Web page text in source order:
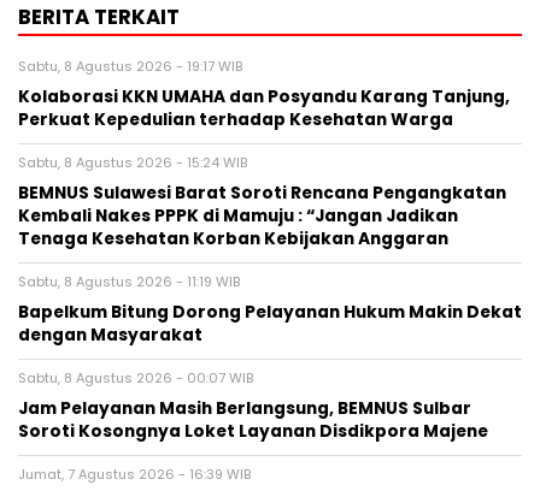
BERITA TERKAIT
Sabtu, 8 Agustus 2026 - 19:17 WIB
Kolaborasi KKN UMAHA dan Posyandu Karang Tanjung,
Perkuat Kepedulian terhadap Kesehatan Warga
Sabtu, 8 Agustus 2026 - 15:24 WIB
BEMNUS Sulawesi Barat Soroti Rencana Pengangkatan
Kembali Nakes PPPK di Mamuju : “Jangan Jadikan
Tenaga Kesehatan Korban Kebijakan Anggaran
Sabtu, 8 Agustus 2026 - 11:19 WIB
Bapelkum Bitung Dorong Pelayanan Hukum Makin Dekat
dengan Masyarakat
Sabtu, 8 Agustus 2026 - 00:07 WIB
Jam Pelayanan Masih Berlangsung, BEMNUS Sulbar
Soroti Kosongnya Loket Layanan Disdikpora Majene
Jumat, 7 Agustus 2026 - 16:39 WIB